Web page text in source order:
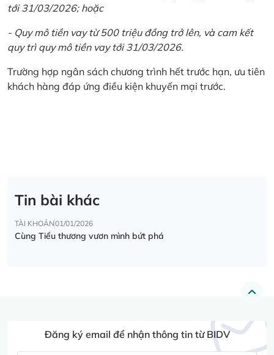
tới 31/03/2026; hoặc
- Quy mô tiền vay từ 500 triệu đồng trở lên, và cam kết
quy trì quy mô tiền vay tới 31/03/2026.
Trường hợp ngân sách chương trình hết trước hạn, ưu tiên
khách hàng đáp ứng điều kiện khuyến mại trước.
Tin bài khác
TÀI KHOẢN01/01/2026
Cùng Tiểu thương vươn mình bứt phá
Đăng ký email để nhận thông tin từ BIDV